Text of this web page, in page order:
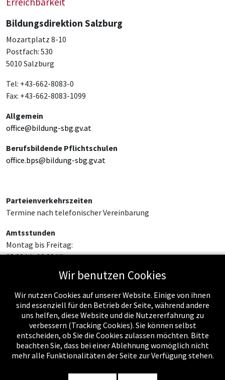
Bildungsdirektion Salzburg
Mozartplatz 8-10
Postfach: 530
5010 Salzburg
Tel: +43-662-8083-0
Fax: +43-662-8083-1099
Allgemein
office@bildung-sbg.gv.at
Berufsbildende Pflichtschulen
office.bps@bildung-sbg.gv.at
Parteienverkehrszeiten
Termine nach telefonischer Vereinbarung
Amtsstunden
Montag bis Freitag:
08:00 bis 12:00 Uhr
Wir benutzen Cookies
Wir nutzen Cookies auf unserer Website. Einige von ihnen
sind essenziell für den Betrieb der Seite, während andere
uns helfen, diese Website und die Nutzererfahrung zu
verbessern (Tracking Cookies). Sie können selbst
entscheiden, ob Sie die Cookies zulassen möchten. Bitte
beachten Sie, dass bei einer Ablehnung womöglich nicht
mehr alle Funktionalitäten der Seite zur Verfügung stehen.